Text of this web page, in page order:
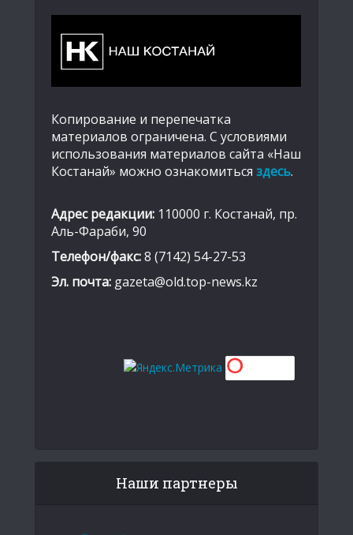
Копирование и перепечатка
материалов ограничена. С условиями
использования материалов сайта «Наш
Костанай» можно ознакомиться здесь.
Адрес редакции: 110000 г. Костанай, пр.
Аль-Фараби, 90
Телефон/факс:8 (7142) 54-27-53
Эл. почта: gazeta@old.top-news.kz
Наши партнеры